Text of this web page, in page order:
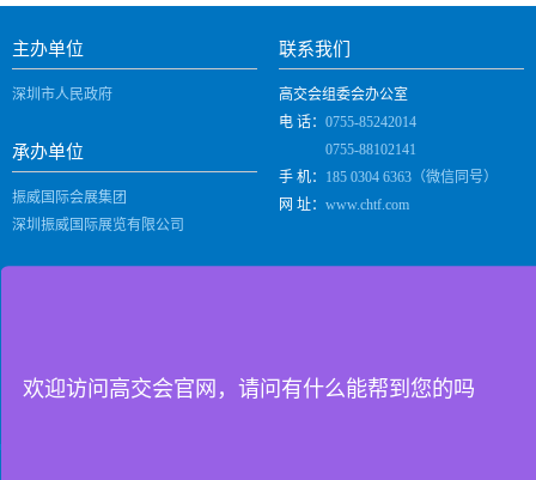
主办单位
深圳市人民政府
承办单位
振威国际会展集团
深圳振威国际展览有限公司
联系我们
高交会组委会办公室
电 话： 0755-85242014
0755-88102141
手 机：
185 0304 6363（微信同号）
网 址： www.chtf.com
欢迎访问高交会官网，请问有什么能帮到您的吗